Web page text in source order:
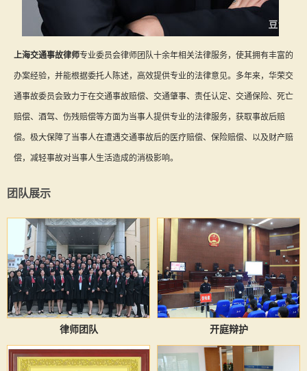
上海交通事故律师专业委员会律师团队十余年相关法律服务，使其拥有丰富的
办案经验，并能根据委托人陈述，高效提供专业的法律意见。多年来，华荣交
通事故委员会致力于在交通事故赔偿、交通肇事、责任认定、交通保险、死亡
赔偿、酒驾、伤残赔偿等方面为当事人提供专业的法律服务，获取事故后赔
偿。极大保障了当事人在遭遇交通事故后的医疗赔偿、保险赔偿、以及财产赔
偿，减轻事故对当事人生活造成的消极影响。
团队展示
律师团队 开庭辩护